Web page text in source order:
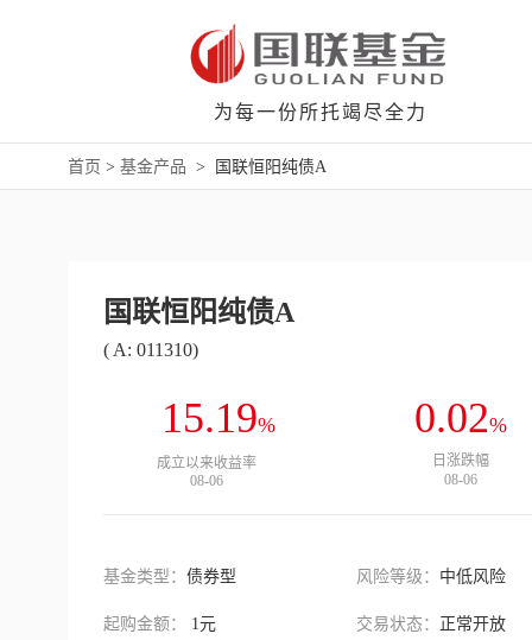
为每一份所托竭尽全力
首页 > 基金产品 > 国联恒阳纯债A
国联恒阳纯债A
( A: 011310)
15.19%
成立以来收益率
08-06
0.02%
日涨跌幅
08-06
基金类型： 债券型 风险等级： 中低风险
起购金额： 1元 交易状态： 正常开放